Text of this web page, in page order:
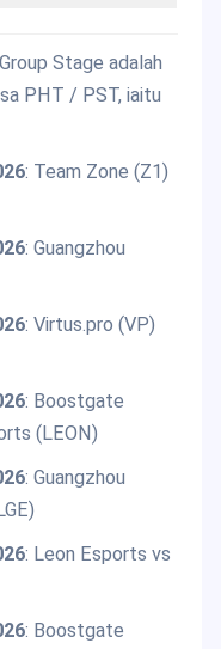
Stage adalah
PHT / PST, iaitu
: Team Zone (Z1)
: Guangzhou
: Virtus.pro (VP)
: Boostgate
(LEON)
: Guangzhou
: Leon Esports vs
: Boostgate